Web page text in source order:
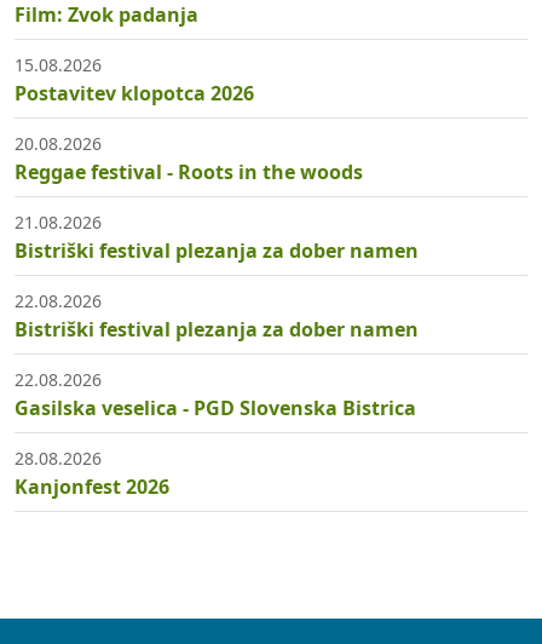
Film: Zvok padanja
15.08.2026
Postavitev klopotca 2026
20.08.2026
Reggae festival - Roots in the woods
21.08.2026
Bistriški festival plezanja za dober namen
22.08.2026
Bistriški festival plezanja za dober namen
22.08.2026
Gasilska veselica - PGD Slovenska Bistrica
28.08.2026
Kanjonfest 2026